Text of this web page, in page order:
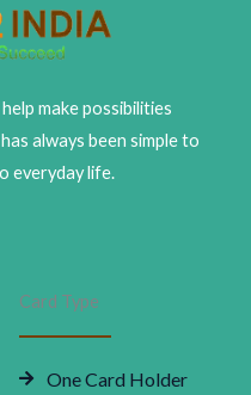
make possibilities
always been simple to
everyday life.
Card Type
One Card Holder